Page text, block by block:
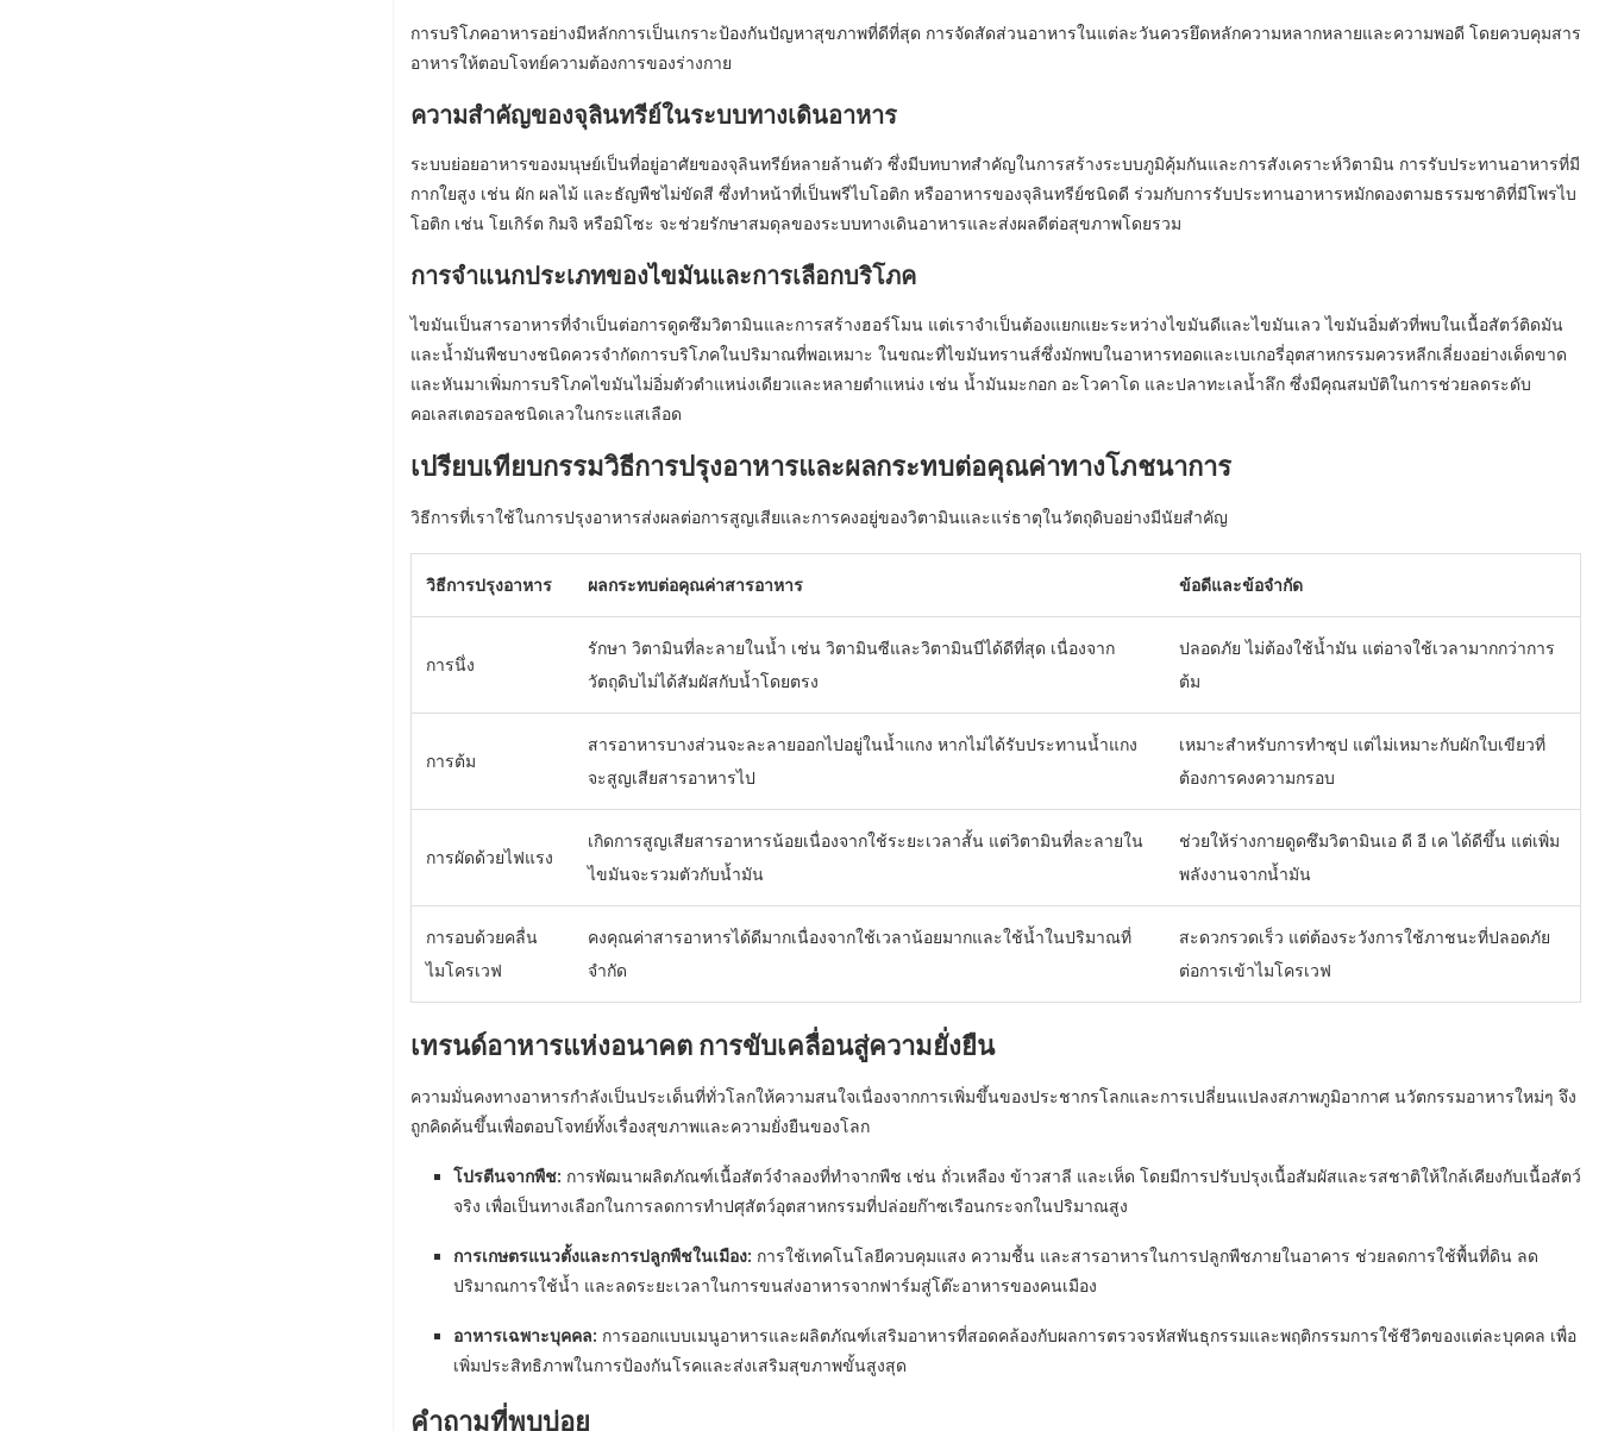
การบริโภคอาหารอย่างมีหลักการเป็นเกราะป้องกันปัญหาสุขภาพที่ดีที่สุด การจัดสัดส่วนอาหารในแต่ละวันควรยึดหลักความหลากหลายและความพอดี โดยควบคุมสาร
อาหารให้ตอบโจทย์ความต้องการของร่างกาย
ความสำคัญของจุลินทรีย์ในระบบทางเดินอาหาร
ระบบย่อยอาหารของมนุษย์เป็นที่อยู่อาศัยของจุลินทรีย์หลายล้านตัว ซึ่งมีบทบาทสำคัญในการสร้างระบบภูมิคุ้มกันและการสังเคราะห์วิตามิน การรับประทานอาหารที่มี
กากใยสูง เช่น ผัก ผลไม้ และธัญพืชไม่ขัดสี ซึ่งทำหน้าที่เป็นพรีไบโอติก หรืออาหารของจุลินทรีย์ชนิดดี ร่วมกับการรับประทานอาหารหมักดองตามธรรมชาติที่มีโพรไบ
โอติก เช่น โยเกิร์ต กิมจิ หรือมิโซะ จะช่วยรักษาสมดุลของระบบทางเดินอาหารและส่งผลดีต่อสุขภาพโดยรวม
การจำแนกประเภทของไขมันและการเลือกบริโภค
ไขมันเป็นสารอาหารที่จำเป็นต่อการดูดซึมวิตามินและการสร้างฮอร์โมน แต่เราจำเป็นต้องแยกแยะระหว่างไขมันดีและไขมันเลว ไขมันอิ่มตัวที่พบในเนื้อสัตว์ติดมัน
และน้ำมันพืชบางชนิดควรจำกัดการบริโภคในปริมาณที่พอเหมาะ ในขณะที่ไขมันทรานส์ซึ่งมักพบในอาหารทอดและเบเกอรี่อุตสาหกรรมควรหลีกเลี่ยงอย่างเด็ดขาด
และหันมาเพิ่มการบริโภคไขมันไม่อิ่มตัวตำแหน่งเดียวและหลายตำแหน่ง เช่น น้ำมันมะกอก อะโวคาโด และปลาทะเลน้ำลึก ซึ่งมีคุณสมบัติในการช่วยลดระดับ
คอเลสเตอรอลชนิดเลวในกระแสเลือด
เปรียบเทียบกรรมวิธีการปรุงอาหารและผลกระทบต่อคุณค่าทางโภชนาการ
วิธีการที่เราใช้ในการปรุงอาหารส่งผลต่อการสูญเสียและการคงอยู่ของวิตามินและแร่ธาตุในวัตถุดิบอย่างมีนัยสำคัญ
วิธีการปรุงอาหาร ผลกระทบต่อคุณค่าสารอาหาร ข้อดีและข้อจำกัด
การนึ่ง
รักษา วิตามินที่ละลายในน้ำ เช่น วิตามินซีและวิตามินบีได้ดีที่สุด เนื่องจาก
วัตถุดิบไม่ได้สัมผัสกับน้ำโดยตรง
ปลอดภัย ไม่ต้องใช้น้ำมัน แต่อาจใช้เวลามากกว่าการ
ต้ม
การต้ม
สารอาหารบางส่วนจะละลายออกไปอยู่ในน้ำแกง หากไม่ได้รับประทานน้ำแกง
จะสูญเสียสารอาหารไป
เหมาะสำหรับการทำซุป แต่ไม่เหมาะกับผักใบเขียวที่
ต้องการคงความกรอบ
การผัดด้วยไฟแรง
เกิดการสูญเสียสารอาหารน้อยเนื่องจากใช้ระยะเวลาสั้น แต่วิตามินที่ละลายใน
ไขมันจะรวมตัวกับน้ำมัน
ช่วยให้ร่างกายดูดซึมวิตามินเอ ดี อี เค ได้ดีขึ้น แต่เพิ่ม
พลังงานจากน้ำมัน
การอบด้วยคลื่น
ไมโครเวฟ
คงคุณค่าสารอาหารได้ดีมากเนื่องจากใช้เวลาน้อยมากและใช้น้ำในปริมาณที่
จำกัด
สะดวกรวดเร็ว แต่ต้องระวังการใช้ภาชนะที่ปลอดภัย
ต่อการเข้าไมโครเวฟ
เทรนด์อาหารแห่งอนาคต การขับเคลื่อนสู่ความยั่งยืน
ความมั่นคงทางอาหารกำลังเป็นประเด็นที่ทั่วโลกให้ความสนใจเนื่องจากการเพิ่มขึ้นของประชากรโลกและการเปลี่ยนแปลงสภาพภูมิอากาศ นวัตกรรมอาหารใหม่ๆ จึง
ถูกคิดค้นขึ้นเพื่อตอบโจทย์ทั้งเรื่องสุขภาพและความยั่งยืนของโลก
โปรตีนจากพืช: การพัฒนาผลิตภัณฑ์เนื้อสัตว์จำลองที่ทำจากพืช เช่น ถั่วเหลือง ข้าวสาลี และเห็ด โดยมีการปรับปรุงเนื้อสัมผัสและรสชาติให้ใกล้เคียงกับเนื้อสัตว์
จริง เพื่อเป็นทางเลือกในการลดการทำปศุสัตว์อุตสาหกรรมที่ปล่อยก๊าซเรือนกระจกในปริมาณสูง
การเกษตรแนวตั้งและการปลูกพืชในเมือง: การใช้เทคโนโลยีควบคุมแสง ความชื้น และสารอาหารในการปลูกพืชภายในอาคาร ช่วยลดการใช้พื้นที่ดิน ลด
ปริมาณการใช้น้ำ และลดระยะเวลาในการขนส่งอาหารจากฟาร์มสู่โต๊ะอาหารของคนเมือง
อาหารเฉพาะบุคคล: การออกแบบเมนูอาหารและผลิตภัณฑ์เสริมอาหารที่สอดคล้องกับผลการตรวจรหัสพันธุกรรมและพฤติกรรมการใช้ชีวิตของแต่ละบุคคล เพื่อ
เพิ่มประสิทธิภาพในการป้องกันโรคและส่งเสริมสุขภาพขั้นสูงสุด
คำถามที่พบบ่อย